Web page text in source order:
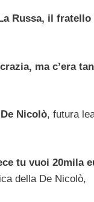
Russa, il fratello
ma c’era
Nicolò, futura
tu vuoi 20mila
della De Nicolò,